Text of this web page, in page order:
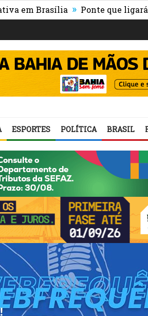
Brasília » Ponte que ligará o
ESPORTES POLÍTICA BRASIL